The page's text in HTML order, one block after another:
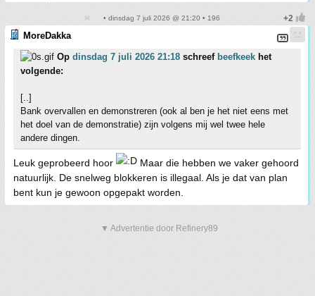
• dinsdag 7 juli 2026 @ 21:20 • 196
MoreDakka
Op dinsdag 7 juli 2026 21:18 schreef beefkeek het
volgende:
[..]
Bank overvallen en demonstreren (ook al ben je het niet eens met
het doel van de demonstratie) zijn volgens mij wel twee hele
andere dingen.
Leuk geprobeerd hoor
Maar die hebben we vaker gehoord
natuurlijk. De snelweg blokkeren is illegaal. Als je dat van plan
bent kun je gewoon opgepakt worden.
▼ Advertentie door Refinery89